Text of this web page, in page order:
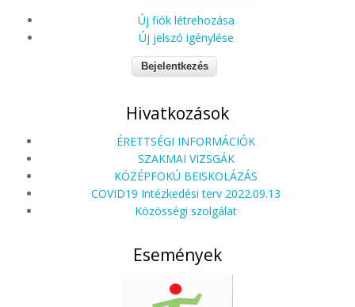
Új fiók létrehozása
Új jelszó igénylése
Hivatkozások
ÉRETTSÉGI INFORMÁCIÓK
SZAKMAI VIZSGÁK
KÖZÉPFOKÚ BEISKOLÁZÁS
COVID19 Intézkedési terv 2022.09.13
Közösségi szolgálat
Események